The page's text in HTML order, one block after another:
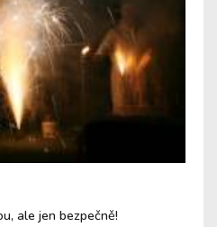
ale jen bezpečně!